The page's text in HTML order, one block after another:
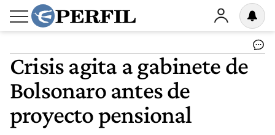
Crisis agita a gabinete de
Bolsonaro antes de
proyecto pensional